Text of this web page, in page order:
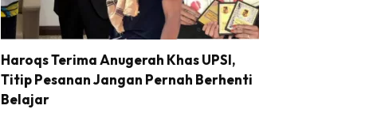
Haroqs Terima Anugerah Khas UPSI,
Titip Pesanan Jangan Pernah Berhenti
Belajar